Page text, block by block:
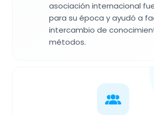
asociación internacional
para su época y ayudó a
intercambio de
métodos.